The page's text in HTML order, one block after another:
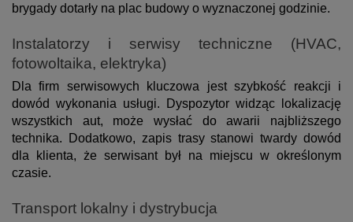
brygady dotarły na plac budowy o wyznaczonej godzinie.
Instalatorzy i serwisy techniczne (HVAC,
fotowoltaika, elektryka)
Dla firm serwisowych kluczowa jest szybkość reakcji i
dowód wykonania usługi. Dyspozytor widząc lokalizację
wszystkich aut, może wysłać do awarii najbliższego
technika. Dodatkowo, zapis trasy stanowi twardy dowód
dla klienta, że serwisant był na miejscu w określonym
czasie.
Transport lokalny i dystrybucja